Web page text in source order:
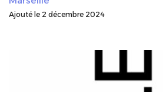
Ajouté le 2 décembre 2024